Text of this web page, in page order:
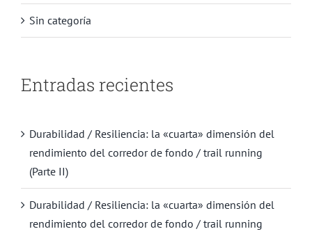
Sin categoría
Entradas recientes
Durabilidad / Resiliencia: la «cuarta» dimensión del
rendimiento del corredor de fondo / trail running
(Parte II)
Durabilidad / Resiliencia: la «cuarta» dimensión del
rendimiento del corredor de fondo / trail running